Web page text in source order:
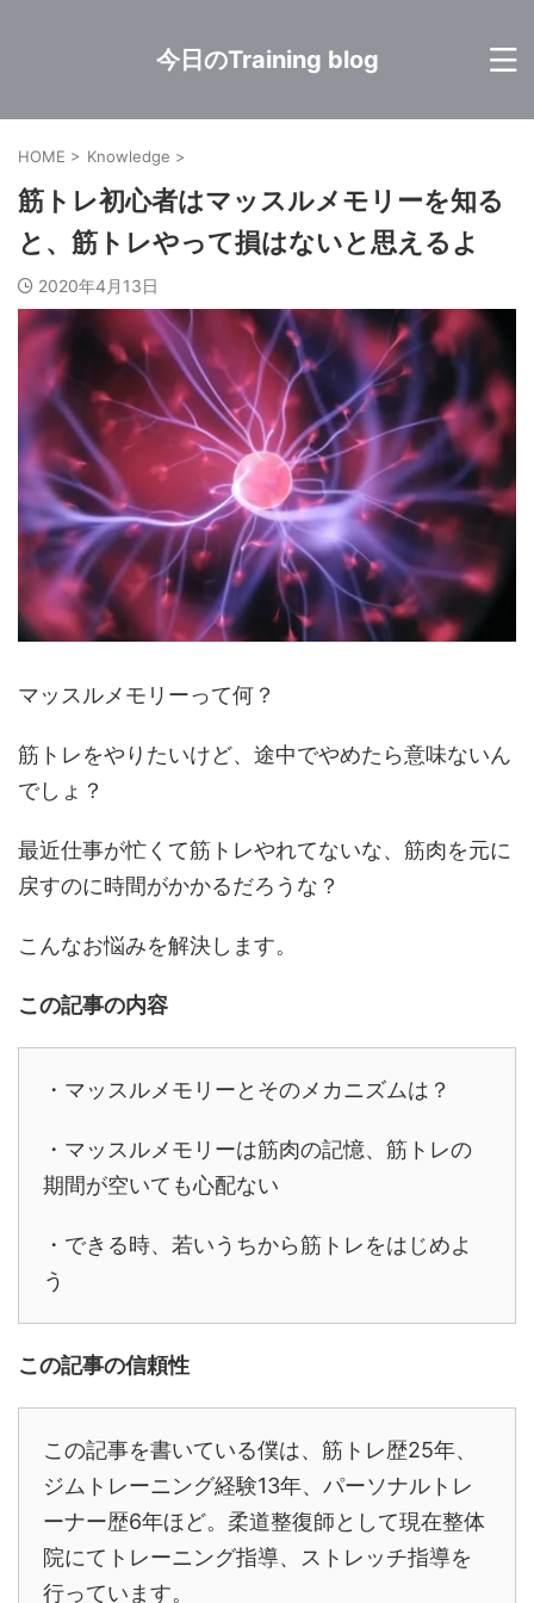
今日のTraining blog
HOME > Knowledge >
筋トレ初心者はマッスルメモリーを知る
と、筋トレやって損はないと思えるよ
2020年4月13日
マッスルメモリーって何？
筋トレをやりたいけど、途中でやめたら意味ないん
でしょ？
最近仕事が忙くて筋トレやれてないな、筋肉を元に
戻すのに時間がかかるだろうな？
こんなお悩みを解決します。
この記事の内容
・マッスルメモリーとそのメカニズムは？
・マッスルメモリーは筋肉の記憶、筋トレの
期間が空いても心配ない
・できる時、若いうちから筋トレをはじめよ
う
この記事の信頼性
この記事を書いている僕は、筋トレ歴25年、
ジムトレーニング経験13年、パーソナルトレ
ーナー歴6年ほど。柔道整復師として現在整体
院にてトレーニング指導、ストレッチ指導を
行っています。